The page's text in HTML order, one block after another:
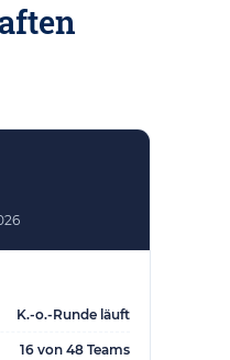
K.-o.-Runde läuft
16 von 48 Teams